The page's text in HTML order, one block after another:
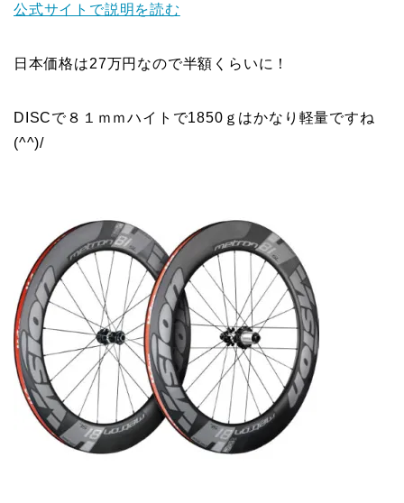
公式サイトで説明を読む
日本価格は27万円なので半額くらいに！
DISCで８１ｍｍハイトで1850ｇはかなり軽量ですね
(^^)/